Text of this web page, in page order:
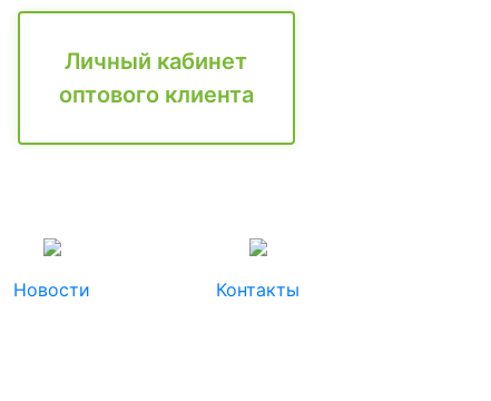
Личный кабинет
оптового клиента
Новости Контакты